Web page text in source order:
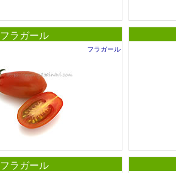
フラガール
フラガール
フラガール